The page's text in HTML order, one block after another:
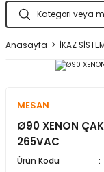
İşitsel İkaz Lambalar
Anasayfa İKAZ
MESAN
Ø90 XENON
265VAC
Ürün Kodu